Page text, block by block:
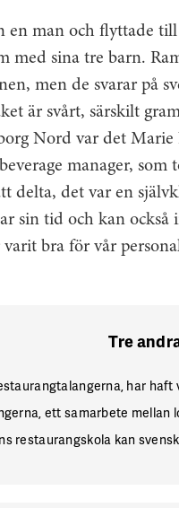
en man och flyttade
med sina tre barn.
men de svarar på
är svårt, särskilt
Nord var det
manager, som
delta, det var en
sin tid och kan också
varit bra för vår
Tre
har haft
ett samarbete
restaurangskola kan